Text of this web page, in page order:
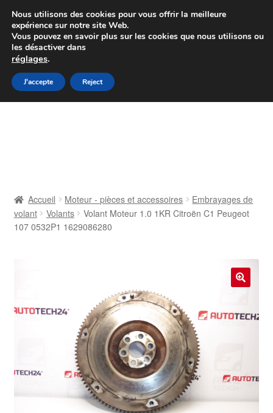
Colissimo livraison à partir de 7 EUR
Du lundi au vendredi de 9 h à 16 h
Aller
à
Aller
au
Contact
Mon compte
Panier
Accueil Moteur - pièces et accessoires
Embrayages de
volant
Volants
Volant Moteur 1.0 1KR Citroën C1 Peugeot
107 0532P1 1629086280
Nous utilisons des cookies pour vous offrir la meilleure
expérience sur notre site Web.
Vous pouvez en savoir plus sur les cookies que nous utilisons ou
les désactiver dans
réglages.
J'accepte Reject